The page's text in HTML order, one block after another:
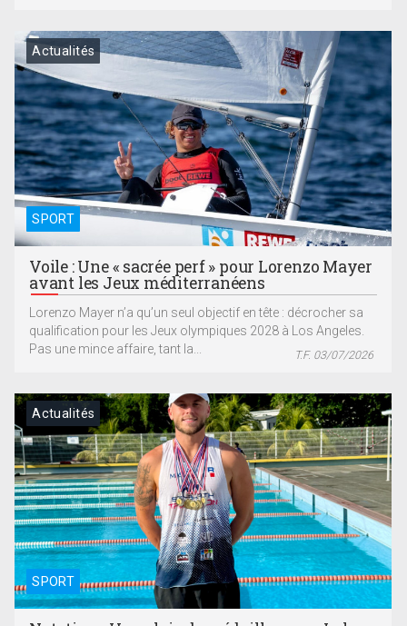
SPORT
Actualités
Voile : Une « sacrée perf » pour Lorenzo Mayer
avant les Jeux méditerranéens
Lorenzo Mayer n’a qu’un seul objectif en tête : décrocher sa
qualification pour les Jeux olympiques 2028 à Los Angeles.
Pas une mince affaire, tant la...
T.F. 03/07/2026
SPORT
Actualités